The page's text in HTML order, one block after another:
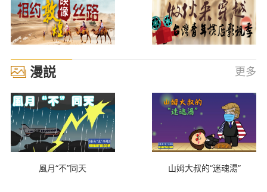
漫説 更多
風月“不”同天 山姆大叔的“迷魂湯”